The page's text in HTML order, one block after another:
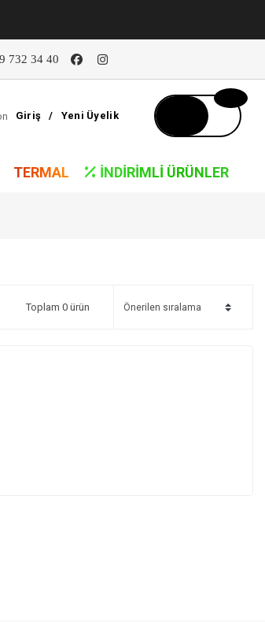
732 34 40
Giriş / Yeni Üyelik
TERMAL İNDIRIMLI ÜRÜNLER
Toplam 0 ürün